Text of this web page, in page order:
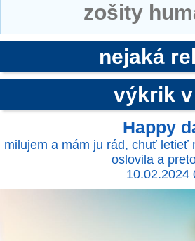
zošity
nejaká
výkrik
Happy
milujem a mám ju rád, chuť letieť
oslovila a
10.02.2024